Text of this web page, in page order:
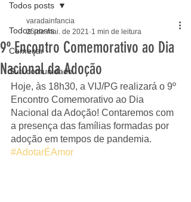
Todos posts
Começar
Sua comunidade
Todos posts
9º Encontro Comemorativo ao Dia
Nacional da Adoção
varadainfancia
25 de mai. de 2021 1 min de leitura
Hoje, às 18h30, a VIJ/PG realizará o 9º
Encontro Comemorativo ao Dia
Nacional da Adoção! Contaremos com
a presença das famílias formadas por
adoção em tempos de pandemia.
#AdotarÉAmor